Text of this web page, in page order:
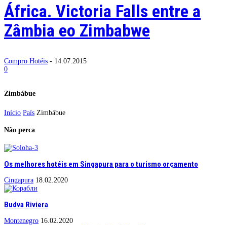
África. Victoria Falls entre a
Zâmbia eo Zimbabwe
Compro Hotéis - 14.07.2015
0
Zimbábue
Início País Zimbábue
Não perca
Os melhores hotéis em Singapura para o turismo orçamento
Cingapura 18.02.2020
Budva Riviera
Montenegro 16.02.2020